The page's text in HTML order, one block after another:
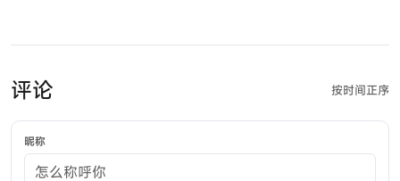
评论 按时间正序
昵称